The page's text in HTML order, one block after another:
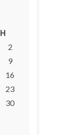
Н
2
9
16
23
30